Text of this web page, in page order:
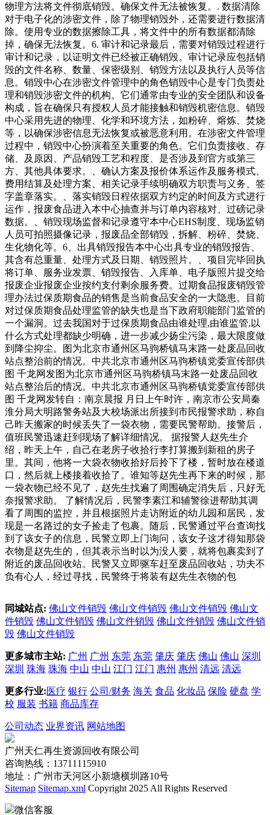
物理方法将文件彻底销毁。确保文件无法被恢复。. 数据清除
对于电子化的涉密文件，除了物理销毁外，还需要进行数据清
除。使用专业的数据擦除工具，将文件中的所有数据都清除
掉，确保无法恢复。6. 审计和记录最后，需要对销毁过程进行
审计和记录，以证明文件已经被正确销毁。审计记录应包括销
毁的文件名称、数量、保密级别、销毁方法以及执行人员等信
息。销毁中心在涉密文件管理中的角色销毁中心是专门负责处
理和销毁涉密文件的机构。它们通常由专业的安全团队和设备
构成，旨在确保只有授权人员才能接触和销毁机密信息。销毁
中心采用先进的物理、化学和环境方法，如粉碎、熔炼、焚烧
等，以确保涉密信息无法恢复或被恶意利用。在涉密文件管理
过程中，销毁中心扮演着至关重要的角色。它们负责接收、存
储、及原因、产品销毁工艺和程度、是否涉及到官方或第三
方、其他具体要求。、确认方案及报价体系运作及服务模式、
费用结算及处理方案、相关记录手续明确双方职责与义务、签
字盖章落实。、落实销毁日程依据双方约定的时间及方式进行
运作，报废食品进入本中心抽查并与订单内容核对、过磅记录
数据。、销毁现场监督和记录遵守本中心EHS制度、现场监销
人员可拍照摄像记录，报废品全部销毁，拆解、粉碎、焚烧、
生化物化等。6、出具销毁报告本中心出具专业的销毁报告、
其含有总重量、处理方式及日期、销毁照片。、项目完毕回执
将订单、服务业发票、销毁报告、入库单、电子版照片提交给
报废企业报废企业按约支付剩余服务费。过期食品报废销毁管
理办法过保质期食品的销售是当前食品安全的一大隐患。目前
对过保质期食品处理监管的缺失也是当下政府职能部门监管的
一个漏洞。过去我国对于过保质期食品由谁处理,由谁监管,以
什么方式处理都缺少明确，进一步减少扬尘污染，最大限度做
到降尘抑尘。图为北京市通州区马驹桥镇马末路一处废品回收
站点整治前的情况。中共北京市通州区马驹桥镇党委宣传部供
图 千龙网发图为北京市通州区马驹桥镇马末路一处废品回收
站点整治后的情况。中共北京市通州区马驹桥镇党委宣传部供
图 千龙网发转自：南京晨报 月日上午时许，南京市公安局秦
淮分局大明路警务站及大校场派出所接到市民报警求助，称自
己昨天搬家的时候丢失了一袋衣物，需要民警帮助。接警后，
值班民警迅速赶到现场了解详细情况。 据报警人赵先生介
绍，昨天上午，自己在老房子收拾行李打算搬到新租的房子
里。其间，他将一大袋衣物收拾好后拎下了楼，暂时放在楼道
口，然后就上楼接着收拾了。谁知等赵先生再下来的时候，那
一袋衣物已经不见了，赵先生找遍了周围确定消失后，只好无
奈报警求助。 了解情况后，民警李素江和辅警徐进帮助其调
看了周围的监控，并且根据照片走访附近的幼儿园和居民，发
现是一名路过的女子捡走了包裹。随后，民警通过平台查询找
到了该女子的信息，民警立即上门询问，该女子这才得知那袋
衣物是赵先生的，但其表示当时以为没人要，就将包裹卖到了
附近的废品回收站。民警又立即驱车赶至废品回收站，功夫不
负有心人，经过寻找，民警终于将装有赵先生衣物的包
同城站点: 佛山文件销毁 佛山文件销毁 佛山文件销毁 佛山文
件销毁 佛山文件销毁 佛山文件销毁 佛山文件销毁 佛山文件销
毁 佛山文件销毁
更多城市主站: 广州 广州 东莞 东莞 肇庆 肇庆 佛山 佛山 深圳
深圳 珠海 珠海 中山 中山 江门 江门 惠州 惠州 清远 清远
更多行业:医疗 银行 公司/财务 海关 食品 化妆品 保险 硬盘 学
校 服装 书籍 商品库存
公司动态 业界资讯 网站地图
广州天仁再生资源回收有限公司
咨询热线：13711115910
地址：广州市天河区小新塘横圳路10号
Sitemap Sitemap.xml Copyright 2025 All Rights Reserved
微信客服